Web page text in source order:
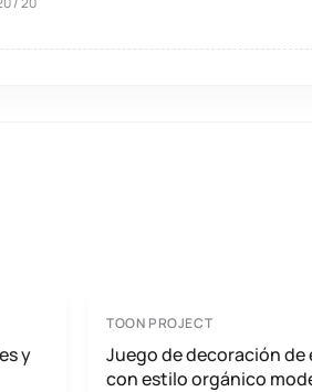
y
TOON PROJECT
Juego de decoración de
con estilo orgánico